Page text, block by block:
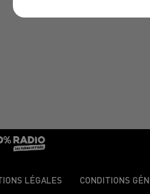
LÉGALES CONDITIONS